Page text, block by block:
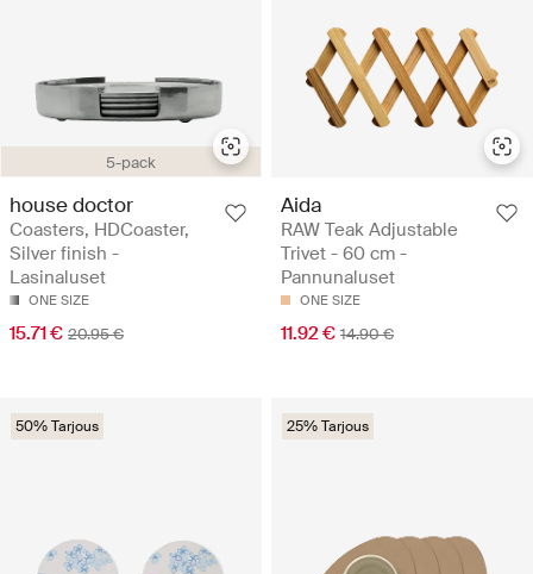
5-pack
house doctor
Coasters, HDCoaster,
Silver finish -
Lasinaluset
ONE SIZE
15.71 € 20.95 €
Aida
RAW Teak Adjustable
Trivet - 60 cm -
Pannunaluset
ONE SIZE
11.92 € 14.90 €
50% Tarjous 25% Tarjous